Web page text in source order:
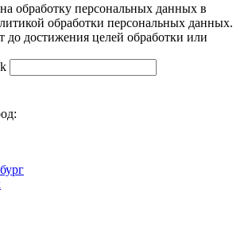
обработку персональных данных в
обработки персональных данных.
до достижения целей обработки или